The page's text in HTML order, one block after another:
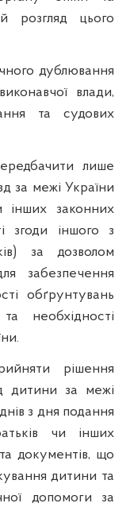
розгляд цього
дублювання
влади,
та судових
лише
за межі України
інших законних
згоди іншого з
за дозволом
забезпечення
обґрунтувань
та
необхідності
рішення
дитини за межі
з дня подання
чи інших
документів, що
дитини та
допомоги за